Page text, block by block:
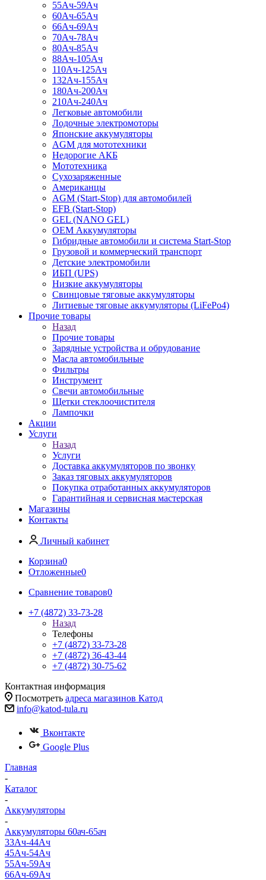
55Ач-59Ач
60Ач-65Ач
66Ач-69Ач
70Ач-78Ач
80Ач-85Ач
88Ач-105Ач
110Ач-125Ач
132Ач-155Ач
180Ач-200Ач
210Ач-240Ач
Легковые автомобили
Лодочные электромоторы
Японские аккумуляторы
AGM для мототехники
Недорогие АКБ
Мототехника
Сухозаряженные
Американцы
AGM (Start-Stop) для автомобилей
EFB (Start-Stop)
GEL (NANO GEL)
OEM Аккумуляторы
Гибридные автомобили и система Start-Stop
Грузовой и коммерческий транспорт
Детские электромобили
ИБП (UPS)
Низкие аккумуляторы
Свинцовые тяговые аккумуляторы
Литиевые тяговые аккумуляторы (LiFePo4)
Прочие товары
Назад
Прочие товары
Зарядные устройства и обрудование
Масла автомобильные
Фильтры
Инструмент
Свечи автомобильные
Щетки стеклоочистителя
Лампочки
Акции
Услуги
Назад
Услуги
Доставка аккумуляторов по звонку
Заказ тяговых аккумуляторов
Покупка отработанных аккумуляторов
Гарантийная и сервисная мастерская
Магазины
Контакты
Личный кабинет
Корзина0
Отложенные0
Сравнение товаров0
+7 (4872) 33-73-28
Назад
Телефоны
+7 (4872) 33-73-28
+7 (4872) 36-43-44
+7 (4872) 30-75-62
Контактная информация
Посмотреть адреса магазинов Катод
info@katod-tula.ru
Вконтакте
Google Plus
Главная
-
Каталог
-
Аккумуляторы
-
Аккумуляторы 60ач-65ач
33Ач-44Ач
45Ач-54Ач
55Ач-59Ач
66Ач-69Ач